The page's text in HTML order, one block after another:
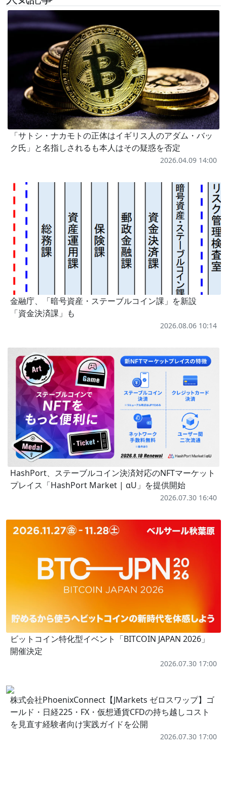
「サトシ・ナカモトの正体はイギリス人のアダム・バッ
ク氏」と名指しされるも本人はその疑惑を否定
2026.04.09 14:00
金融庁、「暗号資産・ステーブルコイン課」を新設
「資金決済課」も
2026.08.06 10:14
HashPort、ステーブルコイン決済対応のNFTマーケット
プレイス「HashPort Market | αU」を提供開始
2026.07.30 16:40
ビットコイン特化型イベント「BITCOIN JAPAN 2026」
開催決定
2026.07.30 17:00
株式会社PhoenixConnect【JMarkets ゼロスワップ】ゴ
ールド・日経225・FX・仮想通貨CFDの持ち越しコスト
を見直す経験者向け実践ガイドを公開
2026.07.30 17:00